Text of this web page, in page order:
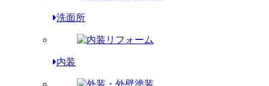
洗面所
内装